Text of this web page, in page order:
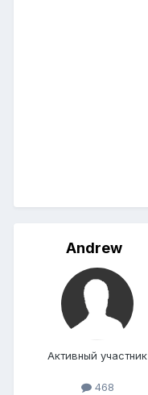
Andrеw
Активный участник
468